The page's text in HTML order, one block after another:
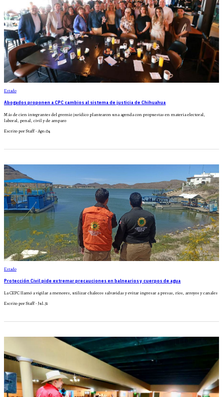
Estado
Abogados proponen a CPC cambios al sistema de justicia de Chihuahua
Más de cien integrantes del gremio jurídico plantearon una agenda con propuestas en materia electoral,
laboral, penal, civil y de amparo
Escrito por Staff - Ago.04
Estado
Protección Civil pide extremar precauciones en balnearios y cuerpos de agua
La CEPC llamó a vigilar a menores, utilizar chalecos salvavidas y evitar ingresar a presas, ríos, arroyos y canales
Escrito por Staff - Jul.31